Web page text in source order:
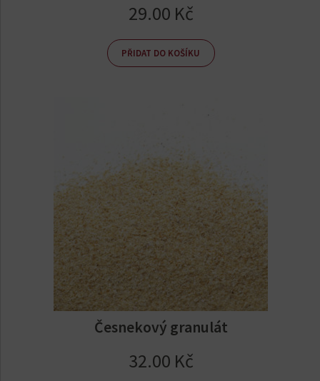
29.00 Kč
PŘIDAT DO KOŠÍKU
Česnekový granulát
32.00 Kč